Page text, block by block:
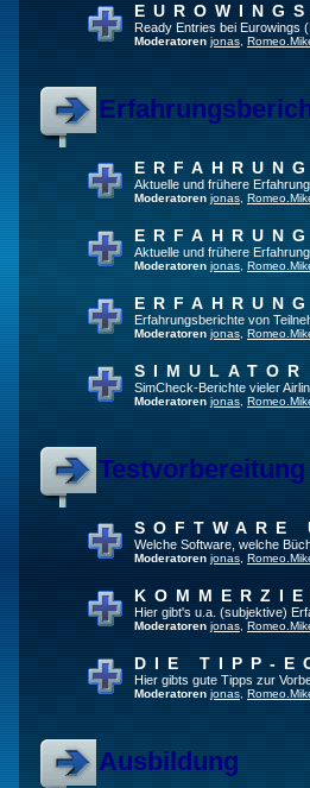
Ready Entries bei Eurowings
Moderatoren jonas
Aktuelle und frühere
Moderatoren jonas
Aktuelle und frühere
Moderatoren jonas
Erfahrungsberichte von
Moderatoren jonas
SimCheck-Berichte vieler
Moderatoren jonas
Welche Software, welche
Moderatoren jonas
Hier gibt's u.a. (subjektive)
Moderatoren jonas
DIE TIPP-
Hier gibts gute Tipps zur
Moderatoren jonas
Ausbildung